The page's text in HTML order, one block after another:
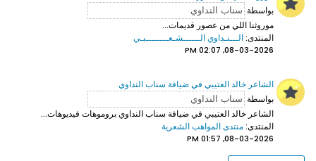
بواسطة
موروثنا اللي من عصور قديمات...
المنتدى:الـــنـداوي الــــــشـعــــــــبـي
08-03-2026, 02:07 PM
الشاعر خالد العتيبي في ضيافة سناب النداوي
بواسطة
الشاعر خالد العتيبي في ضيافة سناب النداوي بروموهات فيديوهات...
المنتدى:منتدى المواهب الشعرية
08-03-2026, 01:57 PM